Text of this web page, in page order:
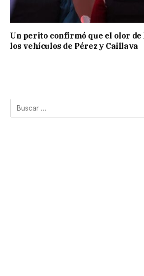
Un perito confirmó que el olor de
los vehículos de Pérez y Caillava